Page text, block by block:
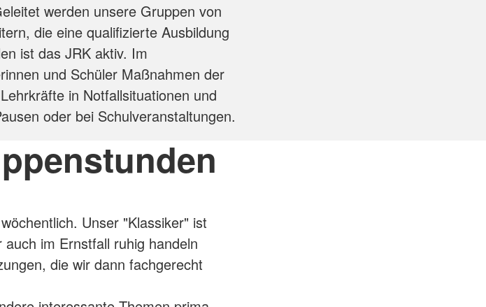
werden unsere Gruppen von
die eine qualifizierte Ausbildung
ist das JRK aktiv. Im
und Schüler Maßnahmen der
in Notfallsituationen und
oder bei Schulveranstaltungen.
Unser "Klassiker" ist
im Ernstfall ruhig handeln
die wir dann fachgerecht